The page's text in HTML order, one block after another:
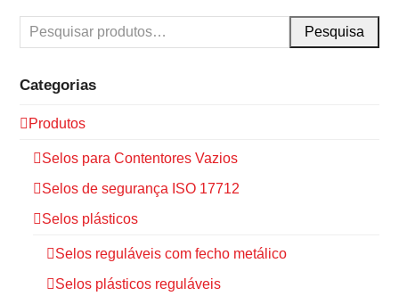
Pesquisa
Categorias
Produtos
Selos para Contentores Vazios
Selos de segurança ISO 17712
Selos plásticos
Selos reguláveis com fecho metálico
Selos plásticos reguláveis